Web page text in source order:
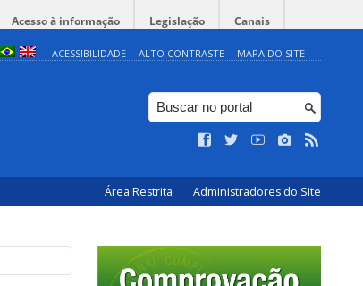
Acesso à informação Legislação Canais
ACESSIBILIDADE ALTO CONTRASTE MAPA DO SITE
Área Restrita Administradores do Site